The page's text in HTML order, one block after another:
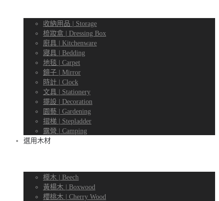
收納用品 | Storage
梳妝盒 | Dressing Box
廚具 | Kitchenware
寢具 | Bedding
地毯 | Carpet
鏡子 | Mirror
時計 | Clock
文具 | Stationery
擺設 | Decoration
園藝 | Gardening
摺梯 | Stepladder
露營 | Camping
選用木材
櫸木 | Beech
黃楊木 | Boxwood
櫻桃木 | Cherry Wood